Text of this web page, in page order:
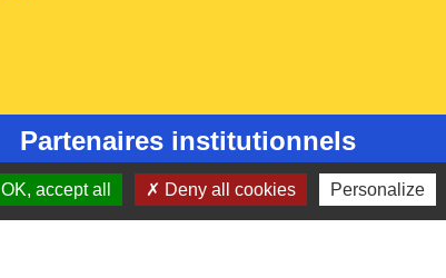
Partenaires institutionnels
CC Oise Picarde
OK, accept all Deny all cookies Personalize